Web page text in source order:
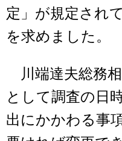
定」が規定され
を求めました。
川端達夫総務
として調査の日
出にかかわる事